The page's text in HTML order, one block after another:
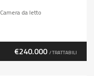
Camera da letto
€240.000 / TRATTABILI